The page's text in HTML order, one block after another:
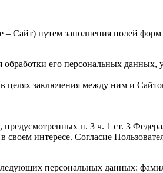
Сайт) путем заполнения полей форм
его персональных
целях заключения между ним и
п. 3 ч. 1 ст. 3
интересе. Согласие
персональных данных: